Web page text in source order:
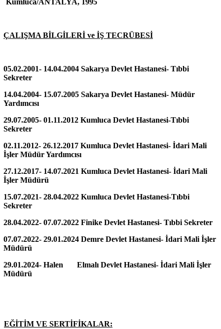
Kumluca/ANTALYA, 1995
ÇALIŞMA BİLGİLERİ ve İŞ TECRÜBESİ
05.02.2001- 14.04.2004 Sakarya Devlet Hastanesi- Tıbbi
Sekreter
14.04.2004- 15.07.2005 Sakarya Devlet Hastanesi- Müdür
Yardımcısı
29.07.2005- 01.11.2012 Kumluca Devlet Hastanesi-Tıbbi
Sekreter
02.11.2012- 26.12.2017 Kumluca Devlet Hastanesi- İdari Mali
İşler Müdür Yardımcısı
27.12.2017- 14.07.2021 Kumluca Devlet Hastanesi- İdari Mali
İşler Müdürü
15.07.2021- 28.04.2022 Kumluca Devlet Hastanesi-Tıbbi
Sekreter
28.04.2022- 07.07.2022 Finike Devlet Hastanesi- Tıbbi Sekreter
07.07.2022- 29.01.2024 Demre Devlet Hastanesi- İdari Mali İşler
Müdürü
29.01.2024- Halen Elmalı Devlet Hastanesi- İdari Mali İşler
Müdürü
EĞİTİM VE SERTİFİKALAR: